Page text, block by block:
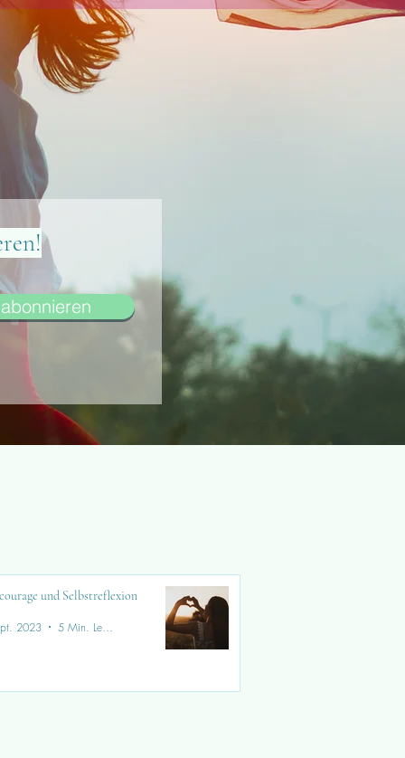
abonnieren
und Selbstreflexion
2023 5 Min. Lesezeit